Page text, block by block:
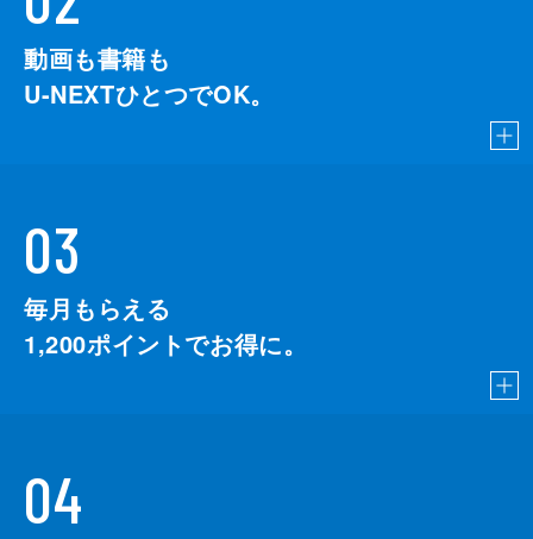
動画も書籍も
U-NEXTひとつでOK。
03
毎月もらえる
1,200ポイントでお得に。
04